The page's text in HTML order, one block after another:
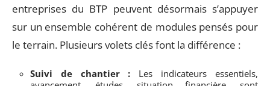
entreprises du BTP peuvent désormais s’appuyer
sur un ensemble cohérent de modules pensés pour
le terrain. Plusieurs volets clés font la différence :
Suivi de chantier : Les indicateurs essentiels,